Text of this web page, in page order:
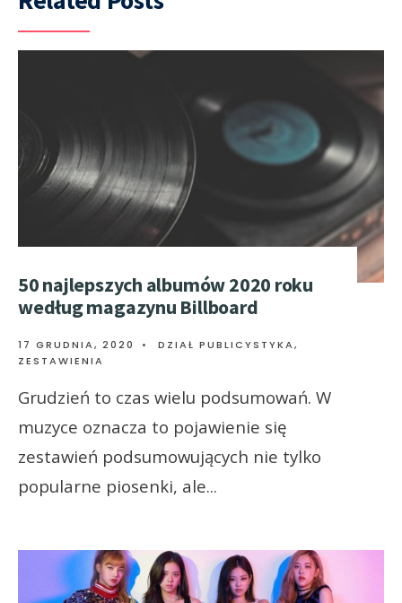
50 najlepszych albumów 2020 roku
według magazynu Billboard
17 GRUDNIA, 2020 • DZIAŁ PUBLICYSTYKA,
ZESTAWIENIA
Grudzień to czas wielu podsumowań. W
muzyce oznacza to pojawienie się
zestawień podsumowujących nie tylko
popularne piosenki, ale...